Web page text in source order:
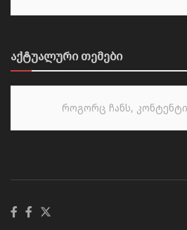
აქტუალური თემები
როგორც ჩანს,